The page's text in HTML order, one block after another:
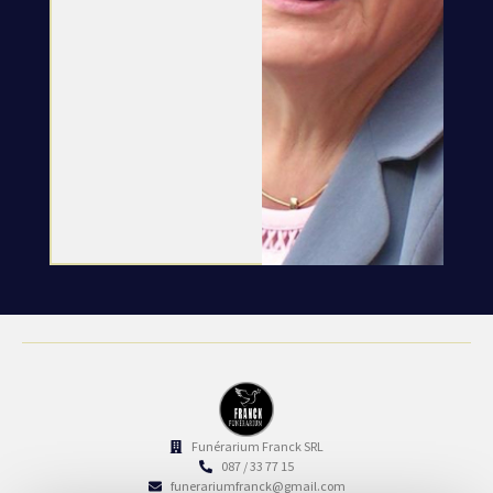
Funérarium Franck SRL
087 / 33 77 15
funerariumfranck@gmail.com